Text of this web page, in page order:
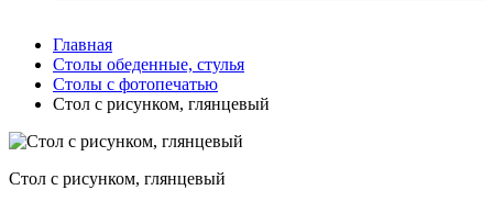
Главная
Столы обеденные, стулья
Столы с фотопечатью
Стол с рисунком, глянцевый
Стол с рисунком, глянцевый